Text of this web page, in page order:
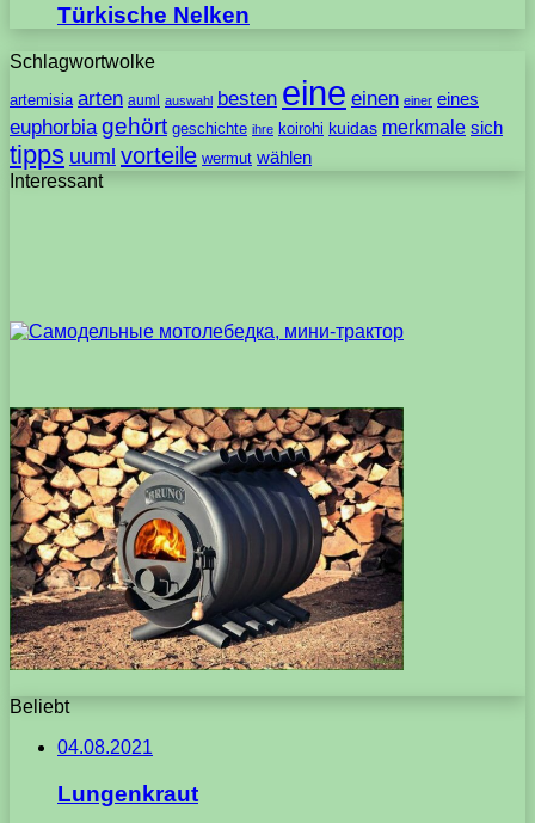
Türkische Nelken
Schlagwortwolke
artemisia arten auml auswahl besten eine einen einer eines
euphorbia gehört geschichte ihre koirohi kuidas merkmale sich
tipps uuml vorteile wermut wählen
Interessant
Beliebt
04.08.2021
Lungenkraut